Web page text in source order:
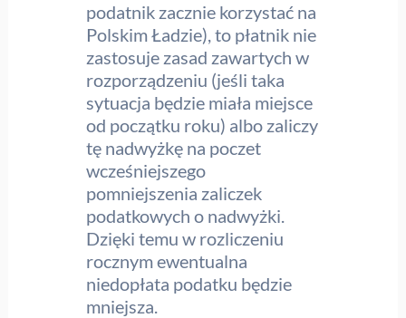
podatnik zacznie korzystać na
Polskim Ładzie), to płatnik nie
zastosuje zasad zawartych w
rozporządzeniu (jeśli taka
sytuacja będzie miała miejsce
od początku roku) albo zaliczy
tę nadwyżkę na poczet
wcześniejszego
pomniejszenia zaliczek
podatkowych o nadwyżki.
Dzięki temu w rozliczeniu
rocznym ewentualna
niedopłata podatku będzie
mniejsza.